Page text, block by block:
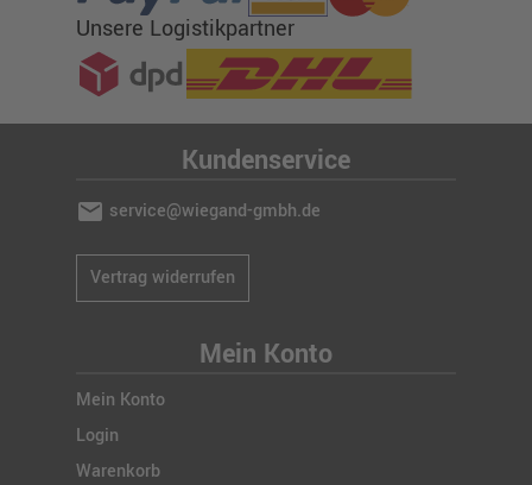
Unsere Logistikpartner
Kundenservice
mail service@wiegand-gmbh.de
Vertrag widerrufen
Mein Konto
Mein Konto
Login
Warenkorb